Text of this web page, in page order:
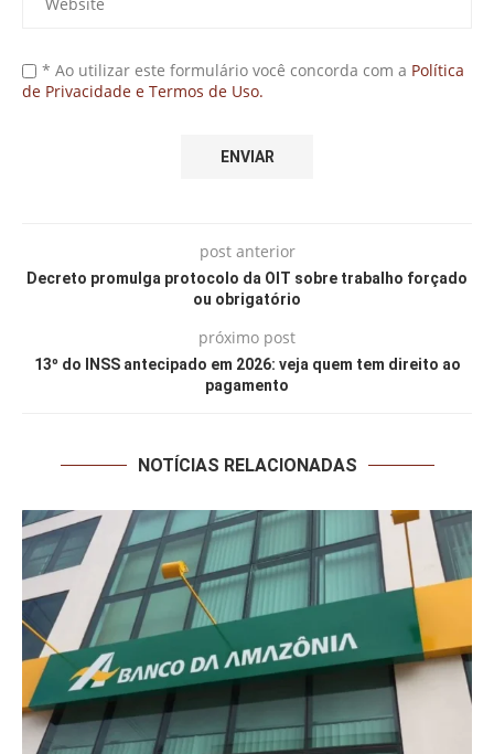
* Ao utilizar este formulário você concorda com a Política
de Privacidade e Termos de Uso.
post anterior
Decreto promulga protocolo da OIT sobre trabalho forçado
ou obrigatório
próximo post
13º do INSS antecipado em 2026: veja quem tem direito ao
pagamento
NOTÍCIAS RELACIONADAS